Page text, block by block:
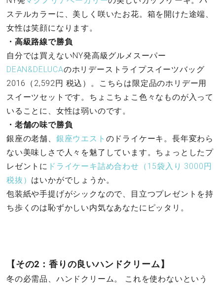
ステルカラーに、美しく咲いたお花。箱を開けた途端、
女性は笑顔になります。
・高級路線で勝負
自分では買えないNY発高級グルメスーパー
DEAN&DELUCAのホリデーストライプスイーツバッグ
2016（2,592円 税込）。こちらは限定品のホリデー用
スイーツセットです。ちょこちょこ色々なものが入って
いることに、女性は弱いのです。
・老舗の味で勝負
銀座の老舗、 銀座ウエスト のドライケーキ。長年変わら
ない美味しさで人々を魅了しています。ちょっとしたプ
レゼントに ドライケーキ詰め合わせ（15袋入り 3000円
税抜） はいかがでしょうか。
包装紙や手提げがシックなので、目立つプレゼントを持
ち歩くのは恥ずかしい内気なあなたにピッタリ。
【その2：香りの良いハンドクリーム】
冬の必需品、ハンドクリーム。 これを使わないという